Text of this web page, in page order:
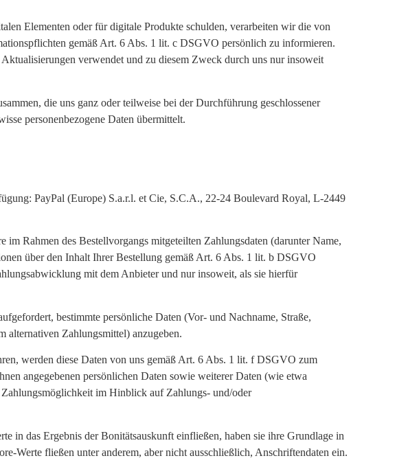
Elementen oder für digitale Produkte schulden, verarbeiten wir die von
gemäß Art. 6 Abs. 1 lit. c DSGVO persönlich zu informieren.
verwendet und zu diesem Zweck durch uns nur insoweit
die uns ganz oder teilweise bei der Durchführung geschlossener
personenbezogene Daten übermittelt.
PayPal (Europe) S.a.r.l. et Cie, S.C.A., 22-24 Boulevard Royal, L-2449
Rahmen des Bestellvorgangs mitgeteilten Zahlungsdaten (darunter Name,
über den Inhalt Ihrer Bestellung gemäß Art. 6 Abs. 1 lit. b DSGVO
mit dem Anbieter und nur insoweit, als sie hierfür
bestimmte persönliche Daten (Vor- und Nachname, Straße,
alternativen Zahlungsmittel) anzugeben.
werden diese Daten von uns gemäß Art. 6 Abs. 1 lit. f DSGVO zum
angegebenen persönlichen Daten sowie weiterer Daten (wie etwa
im Hinblick auf Zahlungs- und/oder
in das Ergebnis der Bonitätsauskunft einfließen, haben sie ihre Grundlage in
Werte fließen unter anderem, aber nicht ausschließlich, Anschriftendaten ein.